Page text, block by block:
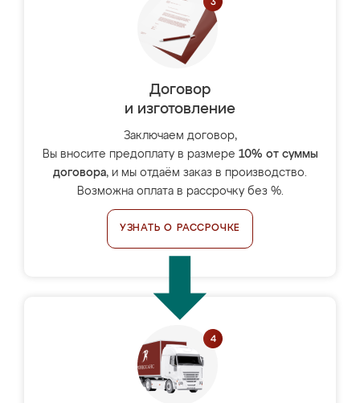
Договор
и изготовление
Заключаем договор,
Вы вносите предоплату в размере 10% от суммы
договора, и мы отдаём заказ в производство.
Возможна оплата в рассрочку без %.
УЗНАТЬ О РАССРОЧКЕ